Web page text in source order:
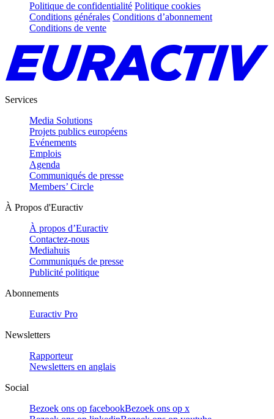
Politique de confidentialité Politique cookies
Conditions générales Conditions d’abonnement
Conditions de vente
Services
Media Solutions
Projets publics européens
Evénements
Emplois
Agenda
Communiqués de presse
Members’ Circle
À Propos d'Euractiv
À propos d’Euractiv
Contactez-nous
Mediahuis
Communiqués de presse
Publicité politique
Abonnements
Euractiv Pro
Newsletters
Rapporteur
Newsletters en anglais
Social
Bezoek ons op facebookBezoek ons op x